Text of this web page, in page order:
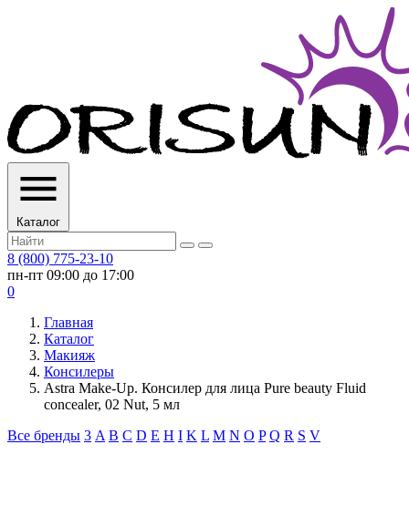
Каталог
8 (800) 775-23-10
пн-пт 09:00 до 17:00
0
Главная
Каталог
Макияж
Консилеры
Astra Make-Up. Консилер для лица Pure beauty Fluid
concealer, 02 Nut, 5 мл
Все бренды 3 A B C D E H I K L M N O P Q R S V